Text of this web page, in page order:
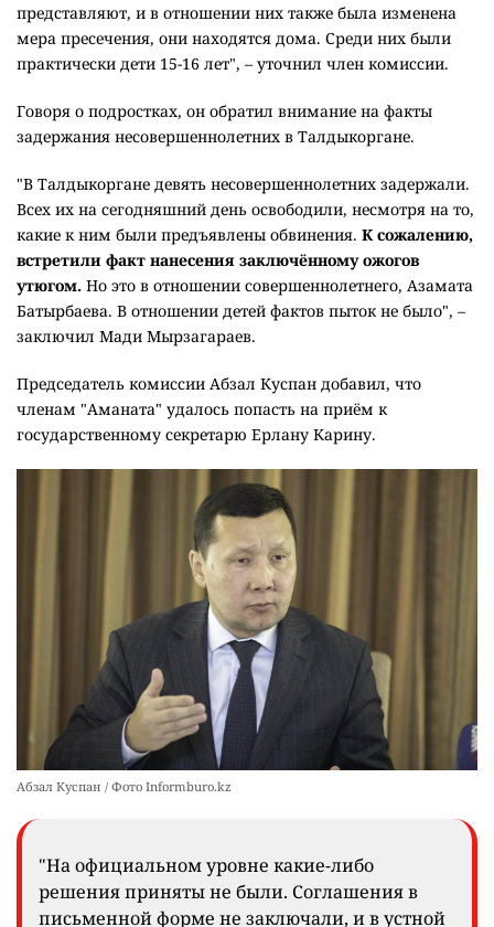
представляют, и в отношении них также была изменена
мера пресечения, они находятся дома. Среди них были
практически дети 15-16 лет", – уточнил член комиссии.
Говоря о подростках, он обратил внимание на факты
задержания несовершеннолетних в Талдыкоргане.
"В Талдыкоргане девять несовершеннолетних задержали.
Всех их на сегодняшний день освободили, несмотря на то,
какие к ним были предъявлены обвинения. К сожалению,
встретили факт нанесения заключённому ожогов
утюгом. Но это в отношении совершеннолетнего, Азамата
Батырбаева. В отношении детей фактов пыток не было", –
заключил Мади Мырзагараев.
Председатель комиссии Абзал Куспан добавил, что
членам "Аманата" удалось попасть на приём к
государственному секретарю Ерлану Карину.
Абзал Куспан / Фото Informburo.kz
"На официальном уровне какие-либо
решения приняты не были. Соглашения в
письменной форме не заключали, и в устной